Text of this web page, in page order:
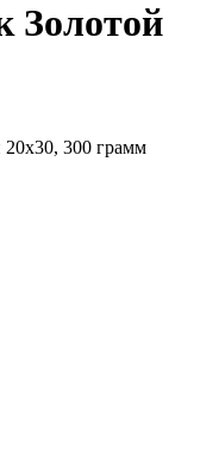
Золотой